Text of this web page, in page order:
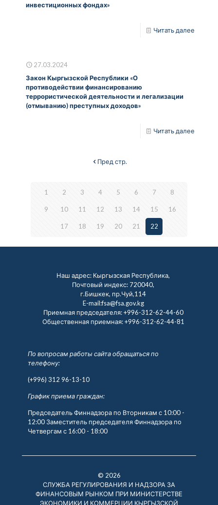
инвестиционных фондах»
Читать далее
27.03.2024
Закон Кыргызской Республики «О
противодействии финансированию
террористической деятельности и легализации
(отмыванию) преступных доходов»
Читать далее
Пред стр.
1 2 3 4 5 6 7 8
9 10 11 12 13 14 15 16
17 18 19 20 21 22
Наш адрес: Кыргызская Республика,
Почтовый индекс: 720040,
г.Бишкек, пр.Чуй,114
E-mail:fsa@fsa.gov.kg
Приемная председателя:+996-312-62-44-60
Общественная приемная:+996-312-62-44-81
По вопросам работы сайта обращаться по
телефону:
(+996) 312 96-13-10
График приема граждан:
Председатель Финнадзора по Вторникам с 10:00 -
12:00 Заместитель председателя Финнадзора по
Четвергам с 16:00 - 18:00
© 2026
СЛУЖБА РЕГУЛИРОВАНИЯ И НАДЗОРА ЗА
ФИНАНСОВЫМ РЫНКОМ ПРИ МИНИСТЕРСТВЕ
ЭКОНОМИКИ И КОММЕРЦИИ КЫРГЫЗСКОЙ